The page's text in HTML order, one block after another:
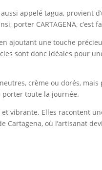
appelé tagua, provient
porter CARTAGENA, c’est
ajoutant une touche
sont donc idéales pour
crème ou dorés,
porter toute la journée.
vibrante. Elles racontent
Cartagena, où l’artisanat